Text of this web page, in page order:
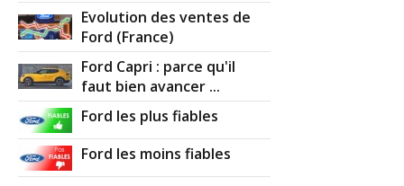
Evolution des ventes de
Ford (France)
Ford Capri : parce qu'il
faut bien avancer ...
Ford les plus fiables
Ford les moins fiables